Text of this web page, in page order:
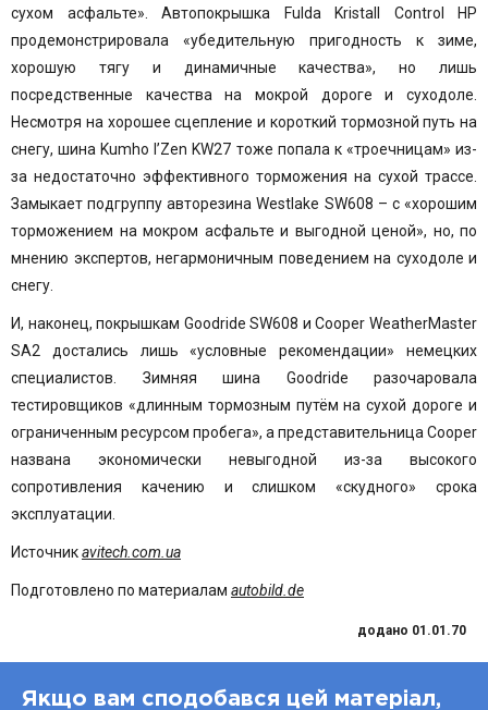
сухом асфальте». Автопокрышка
Fulda Kristall Control HP
продемонстрировала «убедительную пригодность к зиме,
хорошую тягу и динамичные качества», но лишь
посредственные качества на мокрой дороге и суходоле.
Несмотря на хорошее сцепление и короткий тормозной путь на
снегу, шина Kumho I’Zen KW27 тоже попала к «троечницам» из-
за недостаточно эффективного торможения на сухой трассе.
Замыкает подгруппу авторезина Westlake SW608 – с «хорошим
торможением на мокром асфальте и выгодной ценой», но, по
мнению экспертов, негармоничным поведением на суходоле и
снегу.
И, наконец, покрышкам Goodride SW608 и Cooper WeatherMaster
SA2 достались лишь «условные рекомендации» немецких
специалистов. Зимняя шина Goodride разочаровала
тестировщиков «длинным тормозным путём на сухой дороге и
ограниченным ресурсом пробега», а представительница Cooper
названа экономически невыгодной из-за высокого
сопротивления качению и слишком «скудного» срока
эксплуатации.
Источникavitech.com.ua
Подготовлено по материалам autobild.de
додано 01.01.70
Якщо вам сподобався цей матеріал,